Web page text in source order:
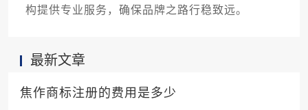
构提供专业服务，确保品牌之路行稳致远。
最新文章
焦作商标注册的费用是多少